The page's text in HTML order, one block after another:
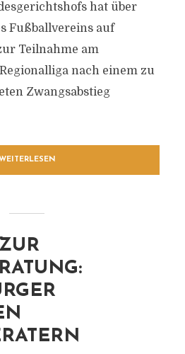
hat über
Fußballvereins auf
Teilnahme am
nach einem zu
Zwangsabstieg
WEITERLESEN